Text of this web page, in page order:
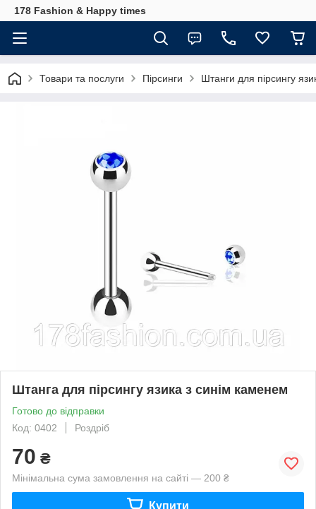
178 Fashion & Happy times
Товари та послуги Пірсинги Штанги для пірсингу
Штанга для пірсингу язика з синім каменем
Готово до відправки
Код: 0402
Роздріб
70 ₴
Мінімальна сума замовлення на сайті — 200 ₴
Купити